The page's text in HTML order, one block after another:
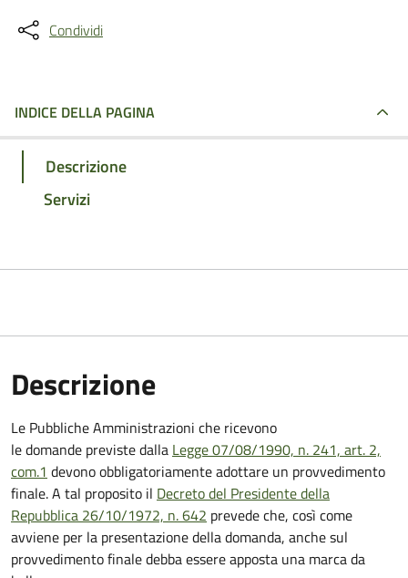
Condividi
INDICE DELLA PAGINA
Descrizione
Servizi
Descrizione
Le Pubbliche Amministrazioni che ricevono
le domande previste dalla Legge 07/08/1990, n. 241, art. 2,
com.1 devono obbligatoriamente adottare un provvedimento
finale. A tal proposito il Decreto del Presidente della
Repubblica 26/10/1972, n. 642 prevede che, così come
avviene per la presentazione della domanda, anche sul
provvedimento finale debba essere apposta una marca da